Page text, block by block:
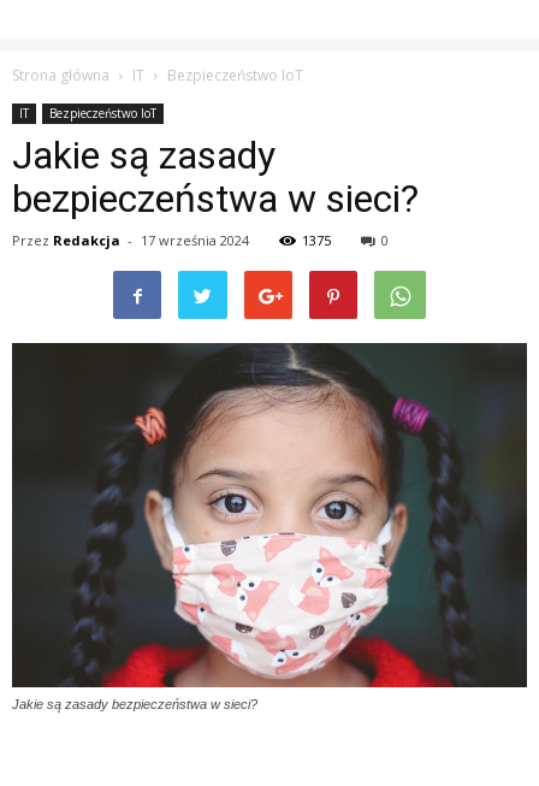
Strona główna IT Bezpieczeństwo IoT
IT Bezpieczeństwo IoT
Jakie są zasady
bezpieczeństwa w sieci?
Przez Redakcja - 17 września 2024 1375 0
Jakie są zasady bezpieczeństwa w sieci?